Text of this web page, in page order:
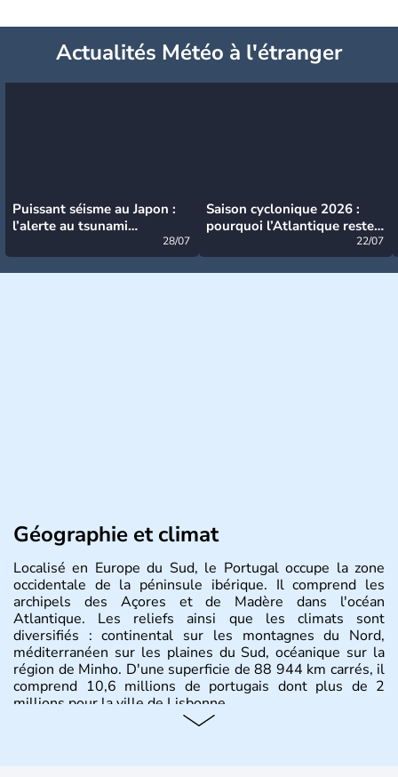
Actualités Météo à l'étranger
Puissant séisme au Japon :
l’alerte au tsunami
28/07
Saison cyclonique 2026 :
pourquoi l’Atlantique reste
22/07
Géographie et climat
Localisé en Europe du Sud, le Portugal occupe la zone
occidentale de la péninsule ibérique. Il comprend les
archipels des Açores et de Madère dans l'océan
Atlantique. Les reliefs ainsi que les climats sont
diversifiés : continental sur les montagnes du Nord,
méditerranéen sur les plaines du Sud, océanique sur la
région de Minho. D'une superficie de 88 944 km carrés, il
comprend 10,6 millions de portugais dont plus de 2
millions pour la ville de Lisbonne.